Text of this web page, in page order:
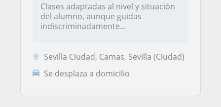
Clases adaptadas al nivel y situación
del alumno, aunque guidas
indiscriminadamente...
Sevilla Ciudad, Camas, Sevilla (Ciudad)
Se desplaza a domicilio